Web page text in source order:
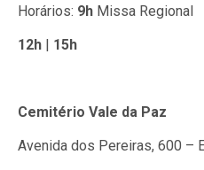
Horários: 9h Missa Regional
12h | 15h
Cemitério Vale da Paz
Avenida dos Pereiras, 600 –